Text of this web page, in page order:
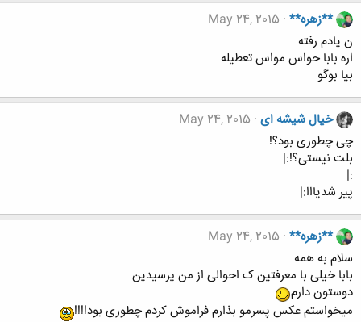
**زهره** May 24, 2015
ن یادم رفته
اره بابا حواس مواس تعطیله
بیا بوگو
خیال شیشه ای May 24, 2015
چی چطوری بود؟!
بلت نیستی؟!:|
:|
پیر شدیااا:|
**زهره** May 24, 2015
سلام به همه
بابا خیلی با معرفتین ک احوالی از من پرسیدین
دوستون دارم
میخواستم عکس پسرمو بذارم فراموش کردم چطوری بود!!!!